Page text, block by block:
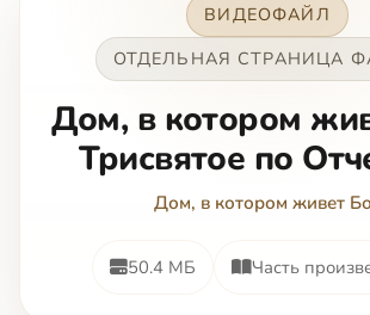
ВИДЕОФАЙЛ
ОТДЕЛЬНАЯ СТРАНИЦА
Дом, в котором
Трисвятое по
Дом, в котором живет
50.4 МБ Часть